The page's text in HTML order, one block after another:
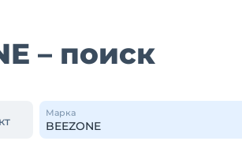
– поиск
Марка